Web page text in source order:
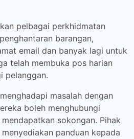
pelbagai perkhidmatan
barangan,
email dan banyak lagi untuk
telah membuka pos harian
pelanggan.
masalah dengan
boleh menghubungi
sokongan. Pihak
panduan kepada